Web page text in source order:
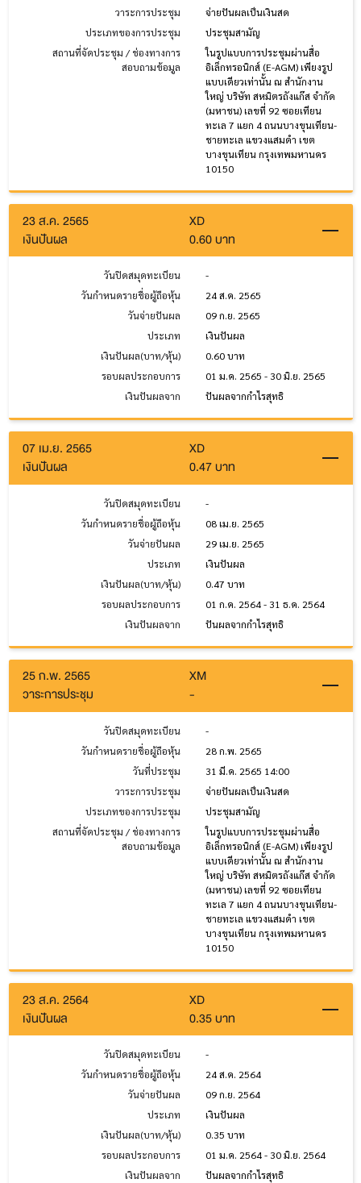
วาระการประชุม
จ่ายปันผลเป็นเงินสด
ประเภทของการประชุม
ประชุมสามัญ
สถานที่จัดประชุม / ช่องทางการ
สอบถามข้อมูล
ในรูปแบบการประชุมผ่านสื่อ
อิเล็กทรอนิกส์ (E-AGM) เพียงรูป
แบบเดียวเท่านั้น ณ สำนักงาน
ใหญ่ บริษัท สหมิตรถังแก๊ส จำกัด
(มหาชน) เลขที่ 92 ซอยเทียน
ทะเล 7 แยก 4 ถนนบางขุนเทียน-
ชายทะเล แขวงแสมดำ เขต
บางขุนเทียน กรุงเทพมหานคร
10150
23 ส.ค. 2565
XD
เงินปันผล
0.60 บาท
วันปิดสมุดทะเบียน
-
วันกำหนดรายชื่อผู้ถือหุ้น
24 ส.ค. 2565
วันจ่ายปันผล
09 ก.ย. 2565
ประเภท
เงินปันผล
เงินปันผล(บาท/หุ้น)
0.60 บาท
รอบผลประกอบการ
01 ม.ค. 2565 - 30 มิ.ย. 2565
เงินปันผลจาก
ปันผลจากกำไรสุทธิ
07 เม.ย. 2565
XD
เงินปันผล
0.47 บาท
วันปิดสมุดทะเบียน
-
วันกำหนดรายชื่อผู้ถือหุ้น
08 เม.ย. 2565
วันจ่ายปันผล
29 เม.ย. 2565
ประเภท
เงินปันผล
เงินปันผล(บาท/หุ้น)
0.47 บาท
รอบผลประกอบการ
01 ก.ค. 2564 - 31 ธ.ค. 2564
เงินปันผลจาก
ปันผลจากกำไรสุทธิ
25 ก.พ. 2565
XM
วาระการประชุม
-
วันปิดสมุดทะเบียน
-
วันกำหนดรายชื่อผู้ถือหุ้น
28 ก.พ. 2565
วันที่ประชุม
31 มี.ค. 2565 14:00
วาระการประชุม
จ่ายปันผลเป็นเงินสด
ประเภทของการประชุม
ประชุมสามัญ
สถานที่จัดประชุม / ช่องทางการ
สอบถามข้อมูล
ในรูปแบบการประชุมผ่านสื่อ
อิเล็กทรอนิกส์ (E-AGM) เพียงรูป
แบบเดียวเท่านั้น ณ สำนักงาน
ใหญ่ บริษัท สหมิตรถังแก๊ส จำกัด
(มหาชน) เลขที่ 92 ซอยเทียน
ทะเล 7 แยก 4 ถนนบางขุนเทียน-
ชายทะเล แขวงแสมดำ เขต
บางขุนเทียน กรุงเทพมหานคร
10150
23 ส.ค. 2564
XD
เงินปันผล
0.35 บาท
วันปิดสมุดทะเบียน
-
วันกำหนดรายชื่อผู้ถือหุ้น
24 ส.ค. 2564
วันจ่ายปันผล
09 ก.ย. 2564
ประเภท
เงินปันผล
เงินปันผล(บาท/หุ้น)
0.35 บาท
รอบผลประกอบการ
01 ม.ค. 2564 - 30 มิ.ย. 2564
เงินปันผลจาก
ปันผลจากกำไรสุทธิ